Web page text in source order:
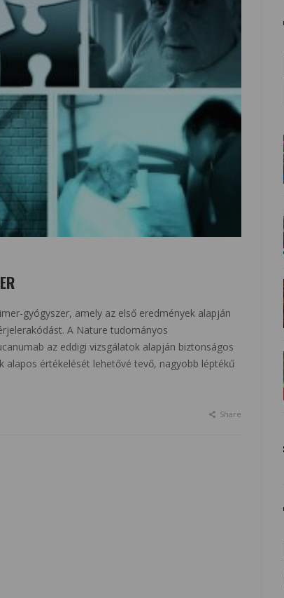
gyógyszer, amely az első eredmények alapján
A Nature tudományos
az eddigi vizsgálatok alapján biztonságos
alapos értékelését lehetővé tevő, nagyobb léptékű
Share